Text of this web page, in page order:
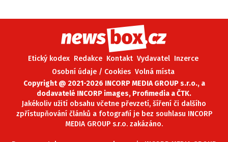
Etický kodex Redakce Kontakt Vydavatel Inzerce
Osobní údaje / Cookies Volná místa
Copyright @ 2021-2026 INCORP MEDIA GROUP s.r.o., a
dodavatelé INCORP images, Profimedia a ČTK.
Jakékoliv užití obsahu včetne převzetí, šíření či dalšího
zpřístupňování článků a fotografií je bez souhlasu INCORP
MEDIA GROUP s.r.o. zakázáno.